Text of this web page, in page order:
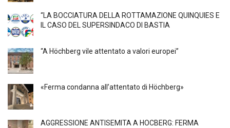
“LA BOCCIATURA DELLA ROTTAMAZIONE QUINQUIES E
IL CASO DEL SUPERSINDACO DI BASTIA
“A Höchberg vile attentato a valori europei”
«Ferma condanna all’attentato di Höchberg»
AGGRESSIONE ANTISEMITA A HÖCBERG: FERMA